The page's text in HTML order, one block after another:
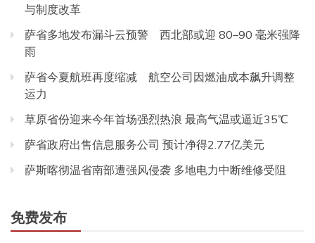
与制度改革
萨省多地发布漏斗云预警 西北部或迎 80–90 毫米强降
雨
萨省今夏航班再度缩减 航空公司因燃油成本飙升调整
运力
草原省份迎来今年首场强烈热浪 最高气温或逼近35℃
萨省政府出售信息服务公司 预计净得2.77亿美元
萨斯喀彻温省南部遭强风侵袭 多地电力中断维修受阻
免费发布